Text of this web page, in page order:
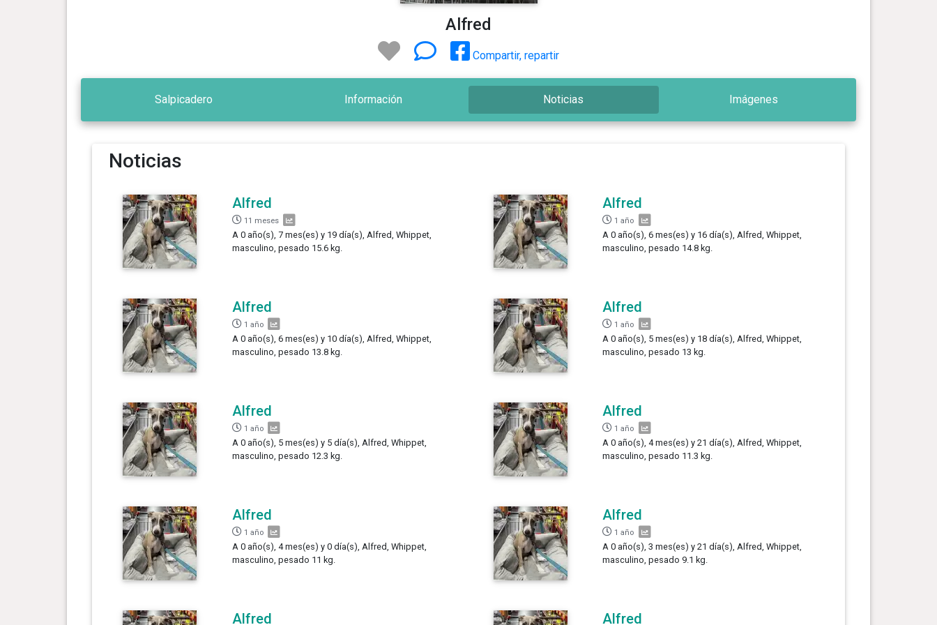
Alfred
Compartir, repartir
Salpicadero Información Noticias Imágenes
Noticias
Alfred
11 meses
A 0 año(s), 7 mes(es) y 19 día(s), Alfred, Whippet,
masculino, pesado 15.6 kg.
Alfred
1 año
A 0 año(s), 6 mes(es) y 16 día(s), Alfred, Whippet,
masculino, pesado 14.8 kg.
Alfred
1 año
A 0 año(s), 6 mes(es) y 10 día(s), Alfred, Whippet,
masculino, pesado 13.8 kg.
Alfred
1 año
A 0 año(s), 5 mes(es) y 18 día(s), Alfred, Whippet,
masculino, pesado 13 kg.
Alfred
1 año
A 0 año(s), 5 mes(es) y 5 día(s), Alfred, Whippet,
masculino, pesado 12.3 kg.
Alfred
1 año
A 0 año(s), 4 mes(es) y 21 día(s), Alfred, Whippet,
masculino, pesado 11.3 kg.
Alfred
1 año
A 0 año(s), 4 mes(es) y 0 día(s), Alfred, Whippet,
masculino, pesado 11 kg.
Alfred
1 año
A 0 año(s), 3 mes(es) y 21 día(s), Alfred, Whippet,
masculino, pesado 9.1 kg.
Alfred Alfred